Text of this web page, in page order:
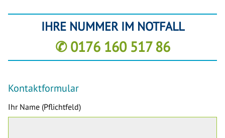
IHRE NUMMER IM NOTFALL
✆ 0176 160 517 86
Kontaktformular
Ihr Name (Pflichtfeld)